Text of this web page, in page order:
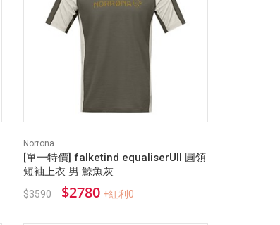
Norrona
[單一特價] falketind equaliserUll 圓領
短袖上衣 男 鯨魚灰
$3590 $2780 +紅利0